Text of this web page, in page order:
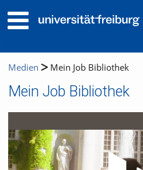
Medien Mein Job Bibliothek
Mein Job Bibliothek